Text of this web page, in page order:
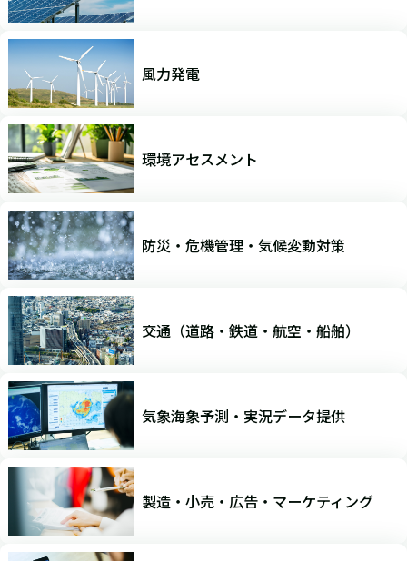
風力発電
環境アセスメント
防災・危機管理・気候変動対策
交通（道路・鉄道・航空・船舶）
気象海象予測・実況データ提供
製造・小売・広告・マーケティング